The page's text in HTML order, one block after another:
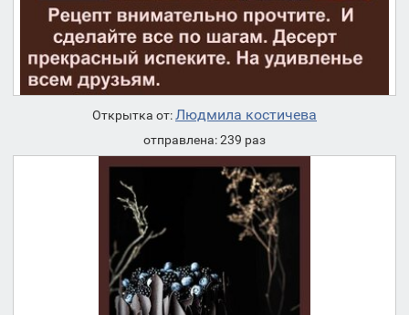
Открытка от:Людмила костичева
отправлена: 239 раз